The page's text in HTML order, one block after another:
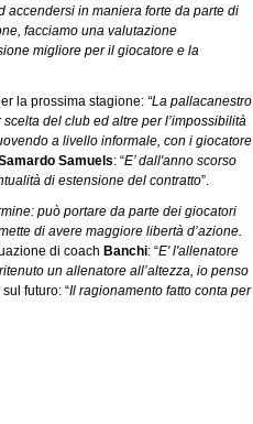
accendersi in maniera forte da parte di
facciamo una valutazione
migliore per il giocatore e la
la prossima stagione: “La pallacanestro
del club ed altre per l’impossibilità
a livello informale, con i giocatore
Samuels: “E’ dall'anno scorso
di estensione del contratto”.
può portare da parte dei giocatori
di avere maggiore libertà d’azione.
di coach Banchi: “E' l'allenatore
un allenatore all’altezza, io penso
futuro: “Il ragionamento fatto conta per